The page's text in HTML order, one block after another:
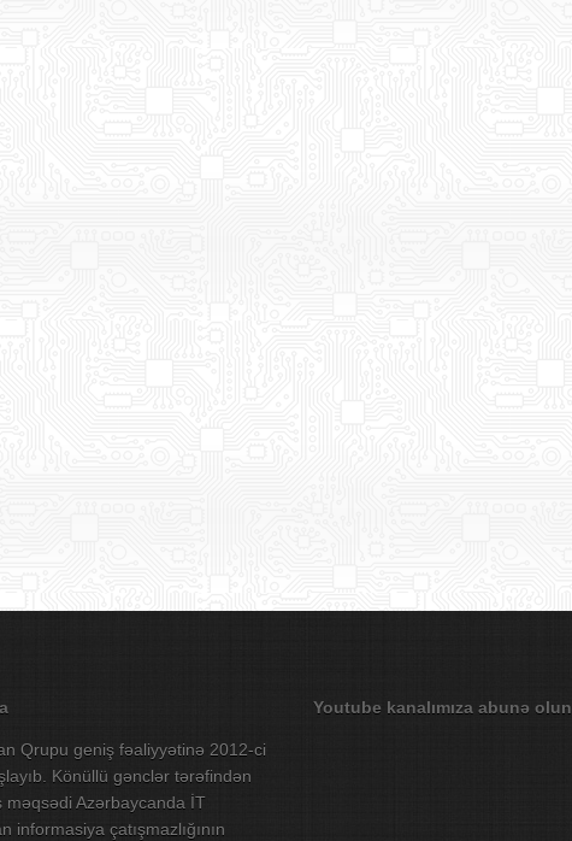
Qrupu geniş fəaliyyətinə 2012-ci
Könüllü gənclər tərəfindən
məqsədi Azərbaycanda İT
informasiya çatışmazlığının
Youtube kanalımıza abunə olun